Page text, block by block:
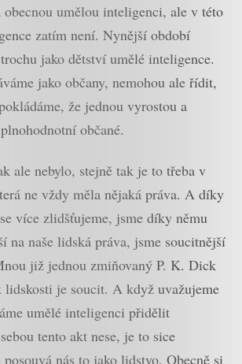
obecnou umělou inteligenci, ale v této
zatím není. Nynější období
jako dětství umělé inteligence.
jako občany, nemohou ale řídit,
že jednou vyrostou a
občané.
ale nebylo, stejně tak je to třeba v
ne vždy měla nějaká práva. A díky
více zlidšťujeme, jsme díky němu
na naše lidská práva, jsme soucitnější
již jednou zmiňovaný P. K. Dick
je soucit. A když uvažujeme
umělé inteligenci přidělit
tento akt nese, je to sice
nás to jako lidstvo. Obecně si